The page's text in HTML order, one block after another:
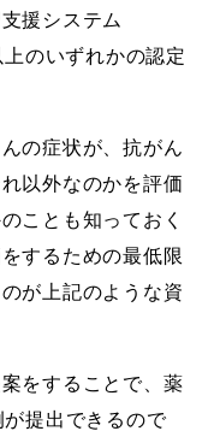
援システム
のいずれかの認定
の症状が、抗がん
以外なのかを評価
ことも知っておく
するための最低限
が上記のような資
をすることで、薬
提出できるので